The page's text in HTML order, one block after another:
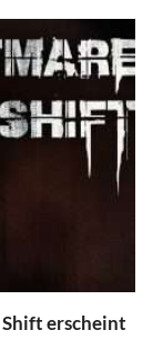
erscheint